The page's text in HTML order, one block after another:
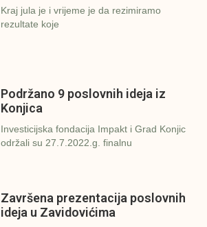
Kraj jula je i vrijeme je da rezimiramo
rezultate koje
Podržano 9 poslovnih ideja iz
Konjica
Investicijska fondacija Impakt i Grad Konjic
održali su 27.7.2022.g. finalnu
Završena prezentacija poslovnih
ideja u Zavidovićima